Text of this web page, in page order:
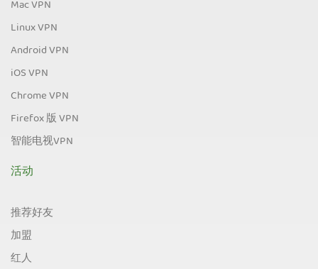
Mac VPN
Linux VPN
Android VPN
iOS VPN
Chrome VPN
Firefox 版 VPN
智能电视VPN
活动
推荐好友
加盟
红人